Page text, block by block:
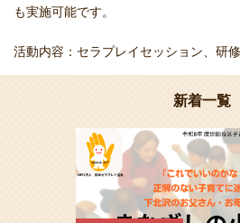
も実施可能です。
活動内容：セラプレイセッション、研
新着一覧